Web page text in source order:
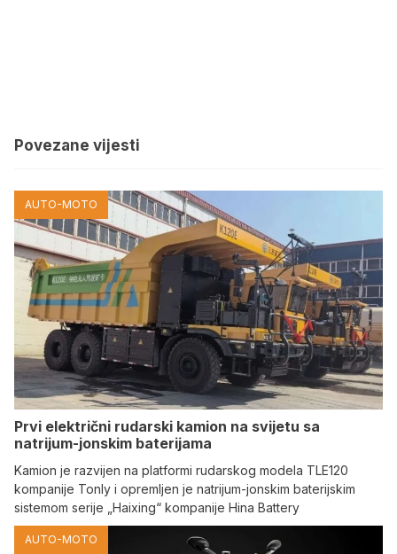
Povezane vijesti
AUTO-MOTO
Prvi električni rudarski kamion na svijetu sa
natrijum-jonskim baterijama
Kamion je razvijen na platformi rudarskog modela TLE120
kompanije Tonly i opremljen je natrijum-jonskim baterijskim
sistemom serije „Haixing“ kompanije Hina Battery
AUTO-MOTO